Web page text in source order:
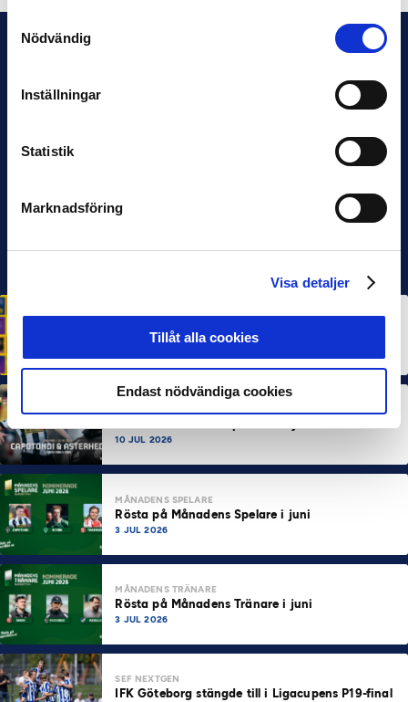
Nödvändig
Inställningar
Statistik
Marknadsföring
Visa detaljer
Tillåt alla cookies
Endast nödvändiga cookies
Svensk Elitfotboll lanserar Fotbollseffekten – en
rapport om Sveriges starkaste folkrörelse och
22 JUN 2026
10 JUL 2026
MÅNADENS SPELARE
Rösta på Månadens Spelare i juni
3 JUL 2026
MÅNADENS TRÄNARE
Rösta på Månadens Tränare i juni
3 JUL 2026
SEF NEXTGEN
IFK Göteborg stängde till i Ligacupens P19-final